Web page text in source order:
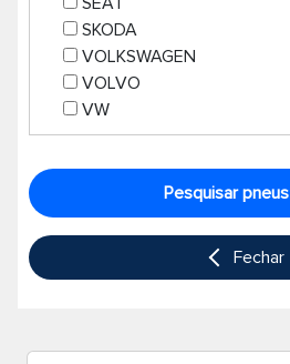
SKODA
VOLKSWAGEN
VOLVO
VW
Pesquisar pneus
Fechar